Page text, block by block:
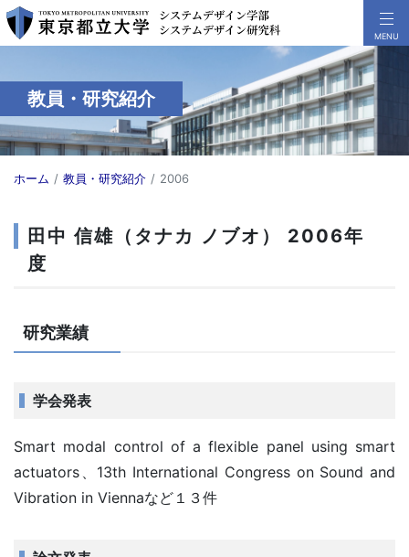
教員・研究紹介
ホーム 教員・研究紹介 2006
田中 信雄（タナカ ノブオ） 2006年
度
研究業績
学会発表
Smart modal control of a flexible panel using smart
actuators、13th International Congress on Sound and
Vibration in Viennaなど１３件